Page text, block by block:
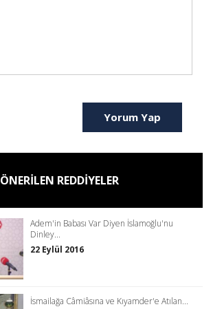
Yorum Yap
ÖNERİLEN REDDİYELER
Adem'in Babası Var Diyen İslamoğlu'nu
Dinley...
22 Eylül 2016
İsmailağa Câmiâsına ve Kıyamder'e Atılan...